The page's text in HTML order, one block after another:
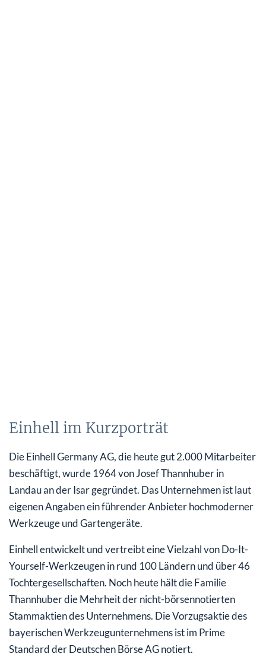
Einhell im Kurzporträt
Die Einhell Germany AG, die heute gut 2.000 Mitarbeiter
beschäftigt, wurde 1964 von Josef Thannhuber in
Landau an der Isar gegründet. Das Unternehmen ist laut
eigenen Angaben ein führender Anbieter hochmoderner
Werkzeuge und Gartengeräte.
Einhell entwickelt und vertreibt eine Vielzahl von Do-It-
Yourself-Werkzeugen in rund 100 Ländern und über 46
Tochtergesellschaften. Noch heute hält die Familie
Thannhuber die Mehrheit der nicht-börsennotierten
Stammaktien des Unternehmens. Die Vorzugsaktie des
bayerischen Werkzeugunternehmens ist im Prime
Standard der Deutschen Börse AG notiert.